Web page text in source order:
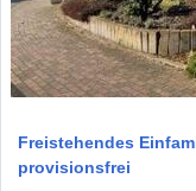
Freistehendes
provisionsfrei